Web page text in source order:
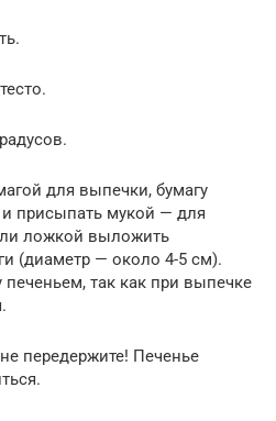
для выпечки, бумагу
присыпать мукой — для
ложкой выложить
(диаметр — около 4-5 см).
так как при выпечке
передержите! Печенье